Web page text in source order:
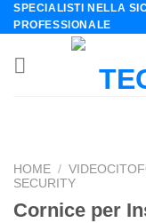
Skip
to
content
SPECIALISTI NELLA
PROFESSIONALE
HOME /
SECURITY
Cornice per